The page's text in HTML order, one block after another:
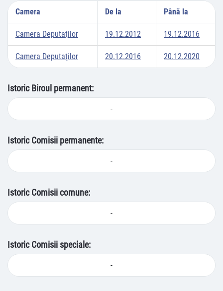
Camera De la Până la
Camera Deputaţilor 19.12.2012 19.12.2016
Camera Deputaţilor 20.12.2016 20.12.2020
Istoric Biroul permanent:
-
Istoric Comisii permanente:
-
Istoric Comisii comune:
-
Istoric Comisii speciale:
-